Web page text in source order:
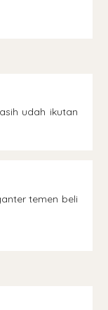
udah ikutan
temen beli